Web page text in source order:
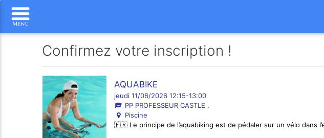
Confirmez votre inscription !
AQUABIKE
jeudi 11/06/2026 12:15-13:00
PP PROFESSEUR CASTLE .
Piscine
🇫🇷 Le principe de l’aquabiking est de pédaler sur un vélo dans